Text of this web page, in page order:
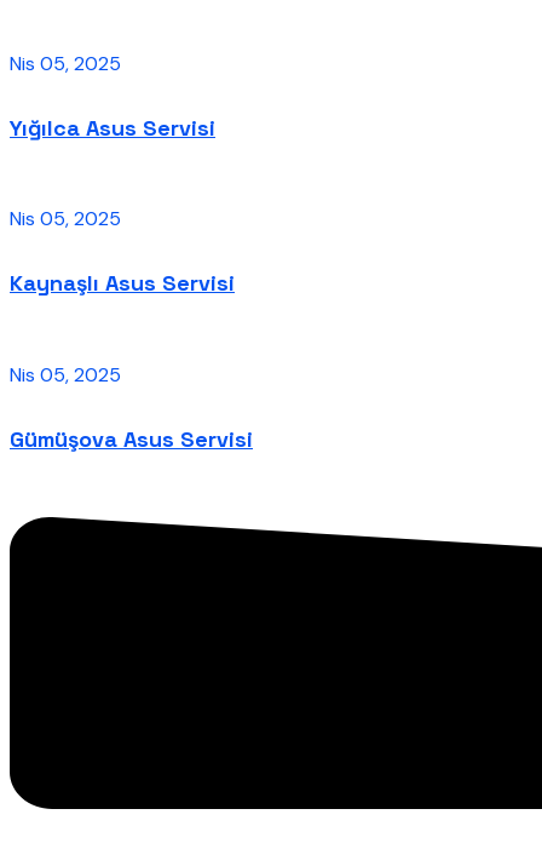
Nis 05, 2025
Yığılca Asus Servisi
Nis 05, 2025
Kaynaşlı Asus Servisi
Nis 05, 2025
Gümüşova Asus Servisi